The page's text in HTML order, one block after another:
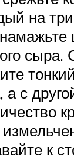
на
сыра.
а с
к